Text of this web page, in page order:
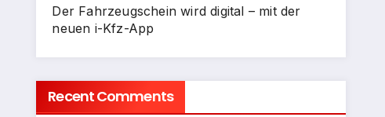
Der Fahrzeugschein wird digital – mit der
neuen i-Kfz-App
Recent Comments